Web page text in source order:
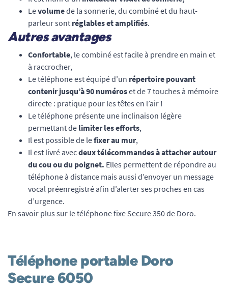
Levolumede la sonnerie, du combiné et du haut-
parleur sont réglables et amplifiés.
Autres avantages
Confortable, le combiné est facile à prendre en main et
à raccrocher,
Le téléphone est équipé d’un répertoire pouvant
contenir jusqu’à 90 numéroset de 7 touches à mémoire
directe : pratique pour les têtes en l’air !
Le téléphone présente une inclinaison légère
permettant de limiter les efforts,
Il est possible de lefixer au mur,
Il est livré avecdeux télécommandes à attacher autour
du cou ou du poignet. Elles permettent de répondre au
téléphone à distance mais aussi d’envoyer un message
vocal préenregistré afin d’alerter ses proches en cas
d’urgence.
En savoir plus sur le téléphone fixe Secure 350 de Doro.
Téléphone portable Doro
Secure 6050